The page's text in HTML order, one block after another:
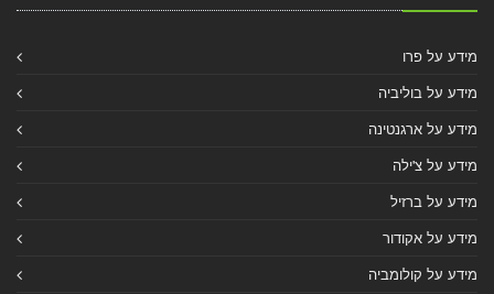
מידע על פרו
מידע על בוליביה
מידע על ארגנטינה
מידע על צ'ילה
מידע על ברזיל
מידע על אקודור
מידע על קולומביה